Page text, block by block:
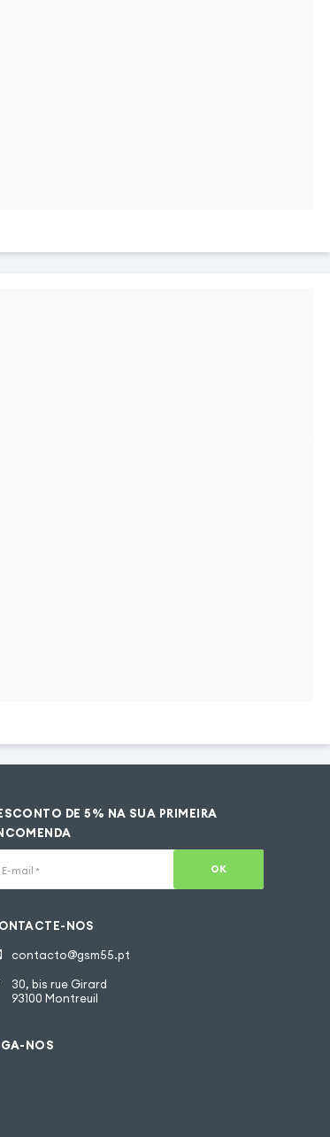
DE 5% NA SUA PRIMEIRA
E-mail * OK
NOS
contacto@gsm55.pt
30, bis rue Girard
93100 Montreuil
NOS